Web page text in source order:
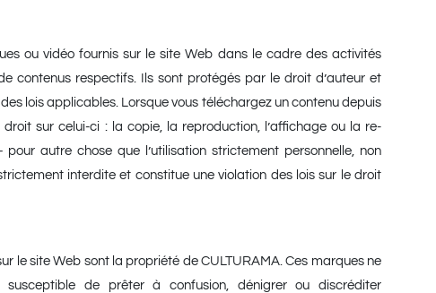
ou vidéo fournis sur le site Web dans le cadre des activités
contenus respectifs. Ils sont protégés par le droit d’auteur et
lois applicables. Lorsque vous téléchargez un contenu depuis
droit sur celui-ci : la copie, la reproduction, l’affichage ou la re-
autre chose que l’utilisation strictement personnelle, non
interdite et constitue une violation des lois sur le droit
le site Web sont la propriété de CULTURAMA. Ces marques ne
susceptible de prêter à confusion, dénigrer ou discréditer